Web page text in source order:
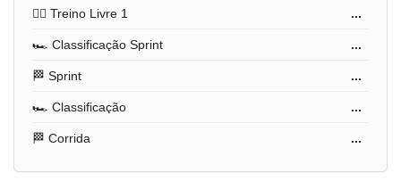
🏋️‍♂️ Treino Livre 1 ...
🏎️ Classificação Sprint ...
🏁 Sprint ...
🏎️ Classificação ...
🏁 Corrida ...